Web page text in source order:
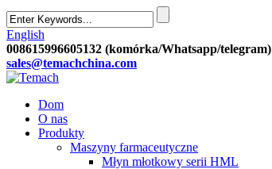
English
008615996605132 (komórka/Whatsapp/telegram)
sales@temachchina.com
Dom
O nas
Produkty
Maszyny farmaceutyczne
Młyn młotkowy serii HML